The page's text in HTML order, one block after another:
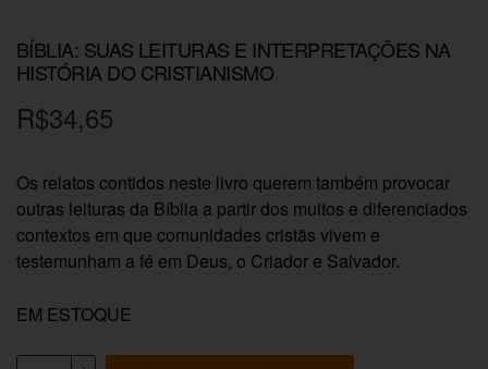
BÍBLIA: SUAS LEITURAS E INTERPRETAÇÕES NA
HISTÓRIA DO CRISTIANISMO
R$34,65
Os relatos contidos neste livro querem também provocar
outras leituras da Bíblia a partir dos muitos e diferenciados
contextos em que comunidades cristãs vivem e
testemunham a fé em Deus, o Criador e Salvador.
EM ESTOQUE